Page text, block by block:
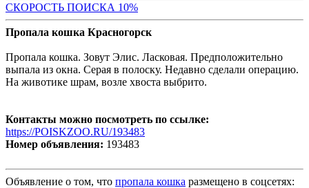
СКОРОСТЬ ПОИСКА 10%
Пропала кошка Красногорск
Пропала кошка. Зовут Элис. Ласковая. Предположительно
выпала из окна. Серая в полоску. Недавно сделали операцию.
На животике шрам, возле хвоста выбрито.
Контакты можно посмотреть по ссылке:
https://POISKZOO.RU/193483
Номер объявления: 193483
Объявление о том, что пропала кошка размещено в соцсетях: